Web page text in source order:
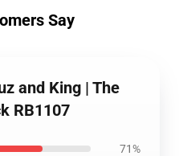
Say
and King | The
RB1107
71%